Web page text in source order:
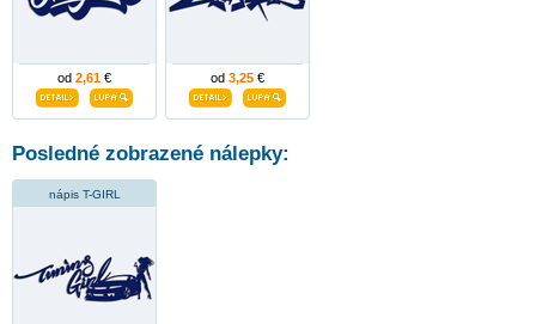
od 2,61 € od 3,25 €
Posledné zobrazené nálepky:
nápis T-GIRL